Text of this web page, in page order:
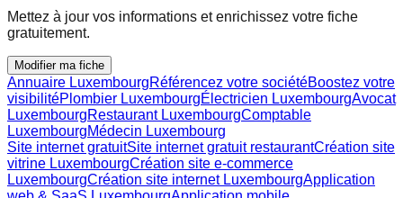
Mettez à jour vos informations et enrichissez votre fiche
gratuitement.
Modifier ma fiche
Annuaire LuxembourgRéférencez votre sociétéBoostez votre
visibilitéPlombier LuxembourgÉlectricien LuxembourgAvocat
LuxembourgRestaurant LuxembourgComptable
LuxembourgMédecin Luxembourg
Site internet gratuitSite internet gratuit restaurantCréation site
vitrine LuxembourgCréation site e-commerce
LuxembourgCréation site internet LuxembourgApplication